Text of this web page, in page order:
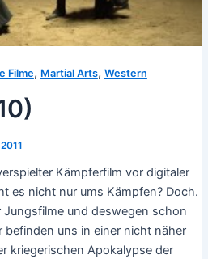
Filme, Martial Arts, Western
Kämpferfilm vor digitaler
es nicht nur ums Kämpfen? Doch.
Jungsfilme und deswegen schon
befinden uns in einer nicht näher
kriegerischen Apokalypse der